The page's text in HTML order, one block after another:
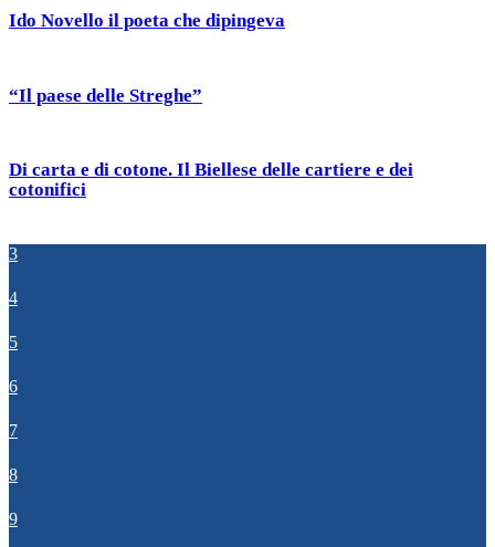
Ido Novello il poeta che dipingeva
“Il paese delle Streghe”
Di carta e di cotone. Il Biellese delle cartiere e dei
cotonifici
3
4
5
6
7
8
9